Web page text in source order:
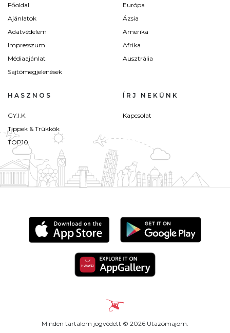
Főoldal
Ajánlatok
Adatvédelem
Impresszum
Médiaajánlat
Sajtómegjelenések
Európa
Ázsia
Amerika
Afrika
Ausztrália
HASZNOS
GY.I.K.
Tippek & Trükkök
TOP10
ÍRJ NEKÜNK
Kapcsolat
Minden tartalom jogvédett © 2026 Utazómajom.